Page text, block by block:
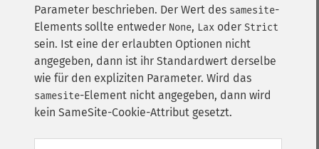
Parameter beschrieben. Der Wert des samesite-
Elements sollte entweder None, Lax oder Strict
sein. Ist eine der erlaubten Optionen nicht
angegeben, dann ist ihr Standardwert derselbe
wie für den expliziten Parameter. Wird das
samesite-Element nicht angegeben, dann wird
kein SameSite-Cookie-Attribut gesetzt.